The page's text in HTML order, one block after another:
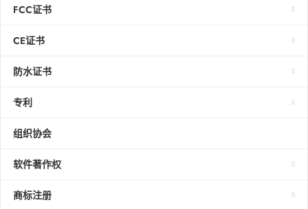
FCC证书
CE证书
防水证书
专利
组织协会
软件著作权
商标注册